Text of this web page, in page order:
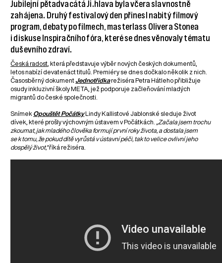
Jubilejní pětadvacátá Ji.hlava byla včera slavnostně
zahájena. Druhý festivalový den přinesl nabitý filmový
program, debaty po filmech, masterlass Olivera Stonea
i diskuse Inspiračního fóra, které se dnes věnovaly tématu
duševního zdraví.
Česká radost , která představuje výběr nových českých dokumentů,
letos nabízí devatenáct titulů. Premiéry se dnes dočkalo několik z nich.
Časosběrný dokument Jednotřídkarežiséra Petra Hátleho přibližuje
osudy inkluzivní školy META, jež podporuje začleňování mladých
migrantů do české společnosti.
Snímek Opouštět PočátkyLindy Kallistové Jablonské sleduje život
dívek, které prošly výchovným ústavem v Počátkách. „Začala jsem trochu
zkoumat, jak mladého člověka formují první roky života, a dostala jsem
se k tomu, že pokud dítě vyrůstá v ústavní péči, tak to velice ovlivní jeho
dospělý život,“říká režiséra.